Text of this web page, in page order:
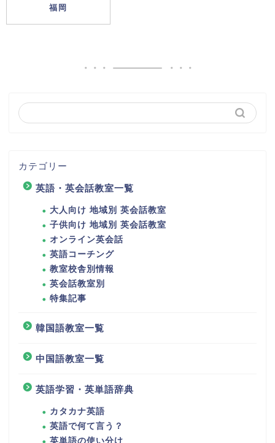
福岡
カテゴリー
英語・英会話教室一覧
大人向け 地域別 英会話教室
子供向け 地域別 英会話教室
オンライン英会話
英語コーチング
教室校舎別情報
英会話教室別
特集記事
韓国語教室一覧
中国語教室一覧
英語学習・英単語辞典
カタカナ英語
英語で何て言う？
英単語の使い分け